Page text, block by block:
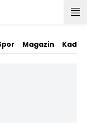
Magazin Kadın